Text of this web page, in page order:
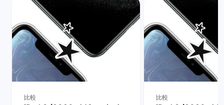
比較 比較